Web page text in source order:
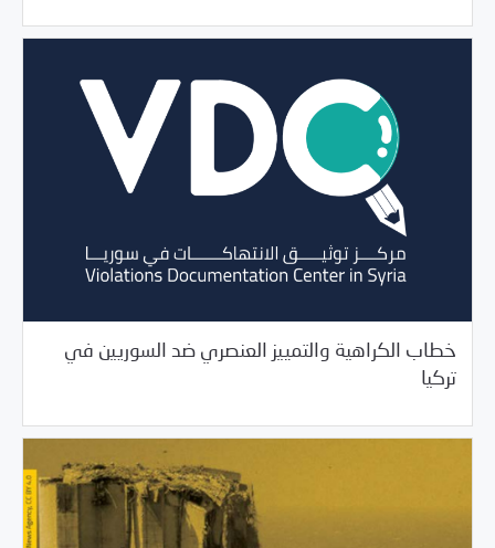
خطاب الكراهية والتمييز العنصري ضد السوريين في
تركيا
12/29/2020 مرصد الانتهاكات